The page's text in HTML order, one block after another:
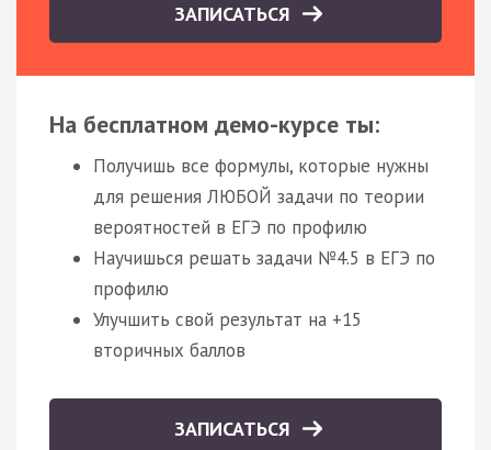
ЗАПИСАТЬСЯ
На бесплатном демо-курсе ты:
Получишь все формулы, которые нужны
для решения ЛЮБОЙ задачи по теории
вероятностей в ЕГЭ по профилю
Научишься решать задачи №4.5 в ЕГЭ по
профилю
Улучшить свой результат на +15
вторичных баллов
ЗАПИСАТЬСЯ